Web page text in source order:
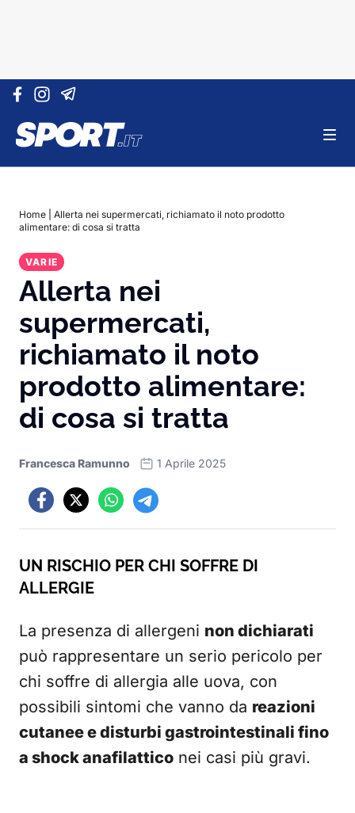
Vai al contenuto
Home
Allerta nei supermercati, richiamato il noto prodotto
alimentare: di cosa si tratta
VARIE
Allerta nei
supermercati,
richiamato il noto
prodotto alimentare:
di cosa si tratta
Francesca Ramunno 1 Aprile 2025
UN RISCHIO PER CHI SOFFRE DI
ALLERGIE
La presenza di allergeni non dichiarati
può rappresentare un serio pericolo per
chi soffre di allergia alle uova, con
possibili sintomi che vanno da reazioni
cutanee e disturbi gastrointestinali fino
a shock anafilattico nei casi più gravi.